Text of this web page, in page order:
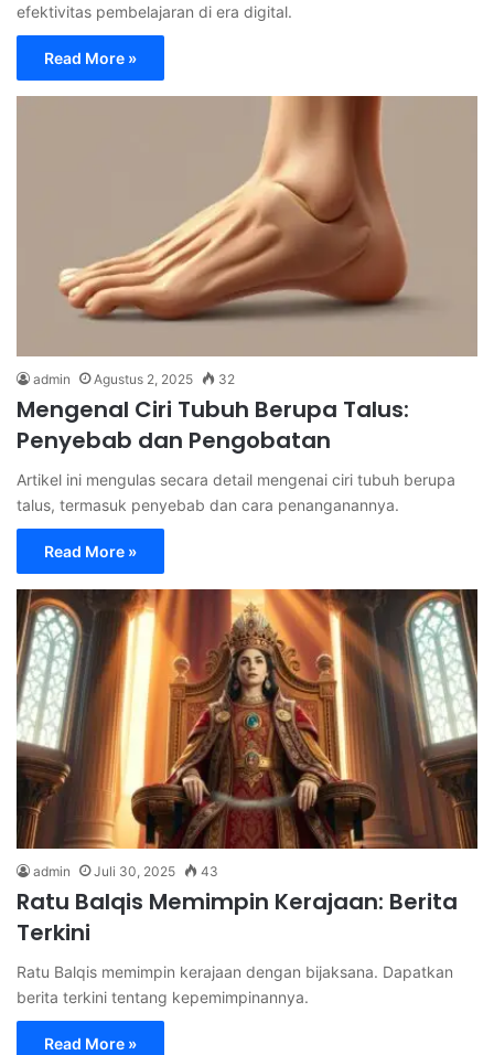
efektivitas pembelajaran di era digital.
Read More »
admin Agustus 2, 2025 32
Mengenal Ciri Tubuh Berupa Talus:
Penyebab dan Pengobatan
Artikel ini mengulas secara detail mengenai ciri tubuh berupa
talus, termasuk penyebab dan cara penanganannya.
Read More »
admin Juli 30, 2025 43
Ratu Balqis Memimpin Kerajaan: Berita
Terkini
Ratu Balqis memimpin kerajaan dengan bijaksana. Dapatkan
berita terkini tentang kepemimpinannya.
Read More »